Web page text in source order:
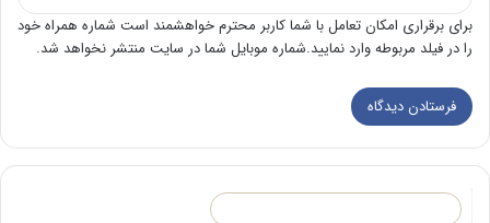
برای برقراری امکان تعامل با شما کاربر محترم خواهشمند است شماره همراه خود
را در فیلد مربوطه وارد نمایید.شماره موبایل شما در سایت منتشر نخواهد شد.